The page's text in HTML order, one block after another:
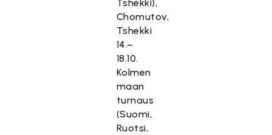
Tshekki),
Chomutov,
Tshekki
14.–
18.10.
Kolmen
maan
turnaus
(Suomi,
Ruotsi,